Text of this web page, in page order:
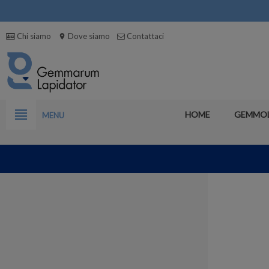
Chi siamo location_on Dove siamo Contattaci
view_headline MENU HOME